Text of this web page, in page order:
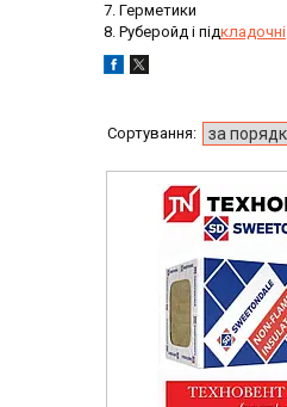
7. Герметики
8. Руберойд і підкладочні